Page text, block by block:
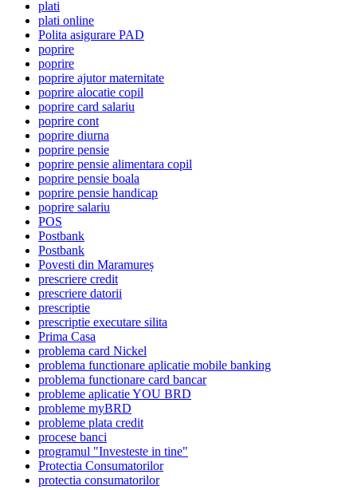
plati
plati online
Polita asigurare PAD
poprire
poprire
poprire ajutor maternitate
poprire alocatie copil
poprire card salariu
poprire cont
poprire diurna
poprire pensie
poprire pensie alimentara copil
poprire pensie boala
poprire pensie handicap
poprire salariu
POS
Postbank
Postbank
Povesti din Maramureș
prescriere credit
prescriere datorii
prescriptie
prescriptie executare silita
Prima Casa
problema card Nickel
problema functionare aplicatie mobile banking
problema functionare card bancar
probleme aplicatie YOU BRD
probleme myBRD
probleme plata credit
procese banci
programul "Investeste in tine"
Protectia Consumatorilor
protectia consumatorilor